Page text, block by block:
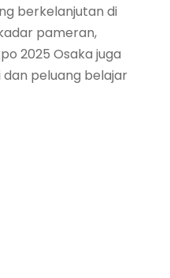
berkelanjutan di
pameran,
2025 Osaka juga
peluang belajar